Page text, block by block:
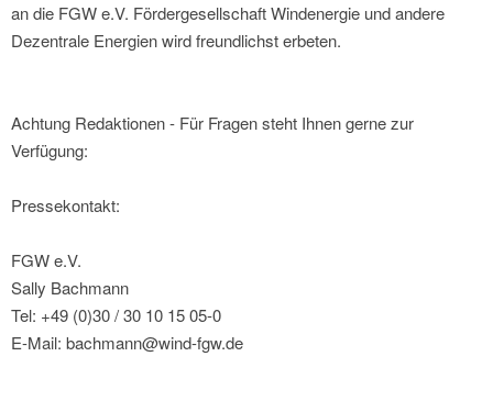
an die FGW e.V. Fördergesellschaft Windenergie und andere
Dezentrale Energien wird freundlichst erbeten.
Achtung Redaktionen - Für Fragen steht Ihnen gerne zur
Verfügung:
Pressekontakt:
FGW e.V.
Sally Bachmann
Tel: +49 (0)30 / 30 10 15 05-0
E-Mail: bachmann@wind-fgw.de